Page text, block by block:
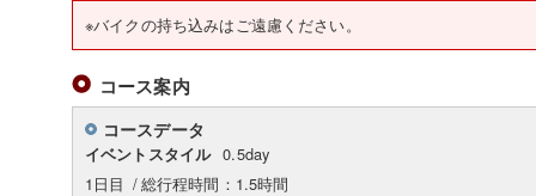
※バイクの持ち込みはご遠慮ください。
コース案内
コースデータ
イベントスタイル 0.5day
1日目 /総行程時間：1.5時間